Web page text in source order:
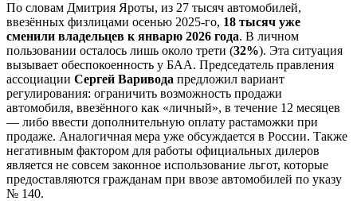
По словам Дмитрия Яроты, из 27 тысяч автомобилей,
ввезённых физлицами осенью 2025-го, 18 тысяч уже
сменили владельцев к январю 2026 года. В личном
пользовании осталось лишь около трети (32%). Эта ситуация
вызывает обеспокоенность у БАА. Председатель правления
ассоциации Сергей Варивода предложил вариант
регулирования: ограничить возможность продажи
автомобиля, ввезённого как «личный», в течение 12 месяцев
— либо ввести дополнительную оплату растаможки при
продаже. Аналогичная мера уже обсуждается в России. Также
негативным фактором для работы официальных дилеров
является не совсем законное использование льгот, которые
предоставляются гражданам при ввозе автомобилей по указу
№ 140.